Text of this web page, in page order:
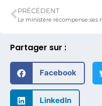
Partager sur :
Facebook
LinkedIn
PRÉCÉDENT